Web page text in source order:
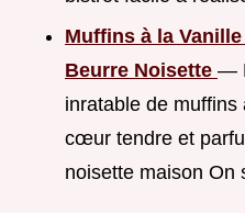
Muffins à la
Beurre Noisette —
inratable de
cœur tendre et
noisette maison On